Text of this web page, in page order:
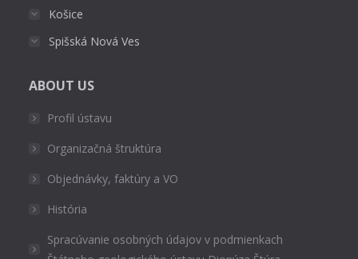
Košice
Spišská Nová Ves
ABOUT US
Profil ústavu
Organizačná štruktúra
Objednávky, faktúry a VO
História
Spracúvanie osobných údajov v podmienkach